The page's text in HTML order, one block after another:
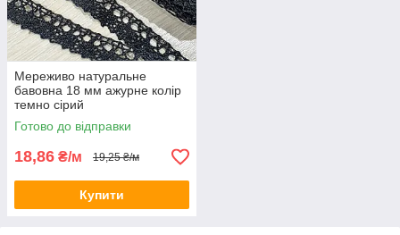
Мереживо натуральне
бавовна 18 мм ажурне колір
темно сірий
Готово до відправки
18,86 ₴/м 19,25 ₴/м
Купити